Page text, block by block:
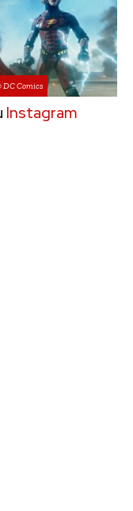
Comics
Instagram